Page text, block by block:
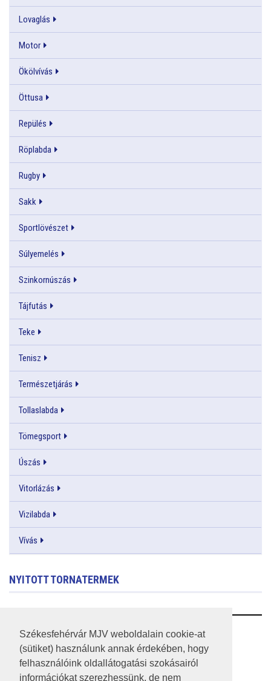
Székesfehérvár MJV weboldalain cookie-at
(sütiket) használunk annak érdekében, hogy
felhasználóink oldallátogatási szokásairól
információkat szerezhessünk, de nem
Lovaglás
Motor
Ökölvívás
Öttusa
Repülés
Röplabda
Rugby
Sakk
Sportlövészet
Súlyemelés
Szinkornúszás
Tájfutás
Teke
Tenisz
Természetjárás
Tollaslabda
Tömegsport
Úszás
Vitorlázás
Vizilabda
Vívás
NYITOTT TORNATERMEK
RSS
A HONLAP 2017.03.31-I ÁLLAPOTA